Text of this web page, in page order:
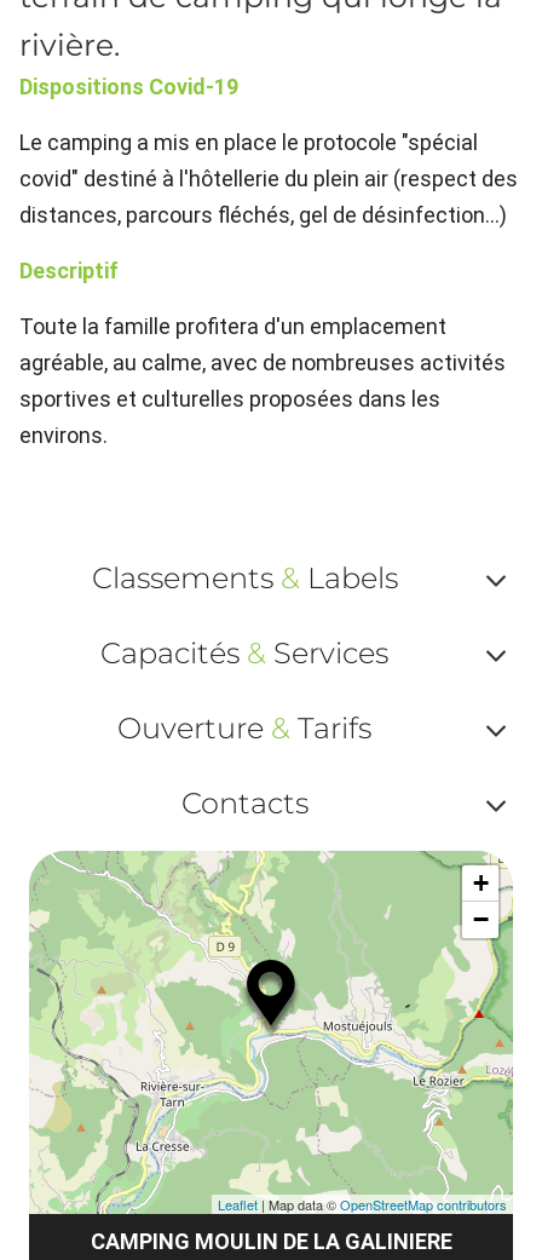
rivière.
Dispositions Covid-19
Le camping a mis en place le protocole "spécial
covid" destiné à l'hôtellerie du plein air (respect des
distances, parcours fléchés, gel de désinfection...)
Descriptif
Toute la famille profitera d'un emplacement
agréable, au calme, avec de nombreuses activités
sportives et culturelles proposées dans les
environs.
Classements &Labels
ou
Capacités & Services
ou
Ouverture & Tarifs
ou
et
Contacts
ou
CAMPING MOULIN DE LA GALINIERE
+
−
Leaflet | Map data ©OpenStreetMap contributors